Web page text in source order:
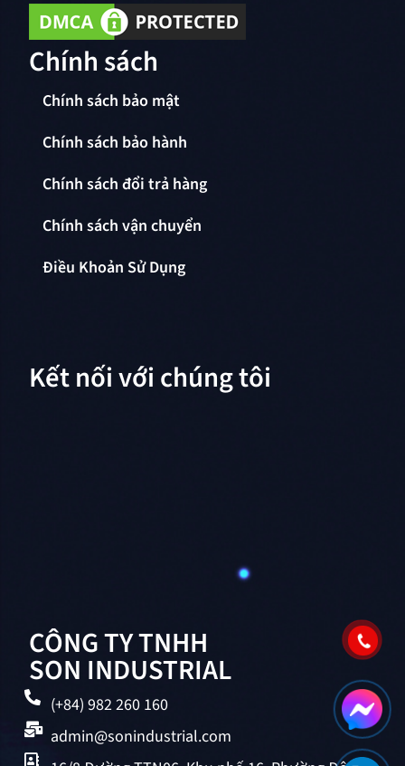
CÔNG TY TNHH
SON INDUSTRIAL
(+84) 982 260 160
admin@sonindustrial.com
Chính sách
Chính sách bảo mật
Chính sách bảo hành
Chính sách đổi trả hàng
Chính sách vận chuyển
Điều Khoản Sử Dụng
Kết nối với chúng tôi